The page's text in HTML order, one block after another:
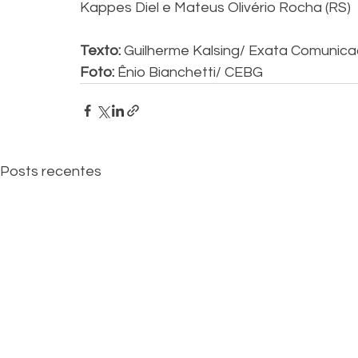
Kappes Diel e Mateus Olivério Rocha (RS)
Texto: Guilherme Kalsing/ Exata
Foto: Ênio Bianchetti/ CEBG
Posts recentes